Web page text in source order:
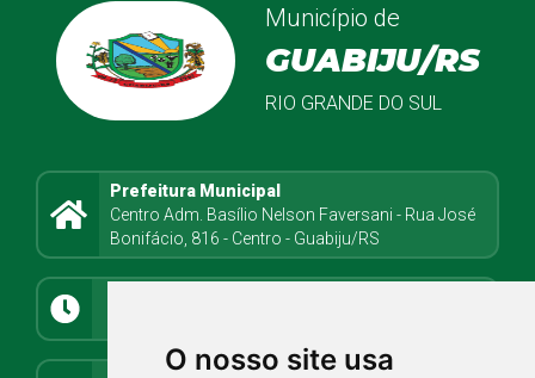
O nosso site usa
Município de
GUABIJU/RS
RIO GRANDE DO SUL
Prefeitura Municipal
Centro Adm. Basílio Nelson Faversani - Rua José
Bonifácio, 816 - Centro - Guabiju/RS